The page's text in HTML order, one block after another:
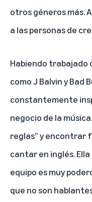
otros géneros más.
a las personas de
Habiendo trabajado
como J Balvin y Bad
constantemente
negocio de la
reglas” y encontrar
cantar en inglés.
equipo es muy
que no son